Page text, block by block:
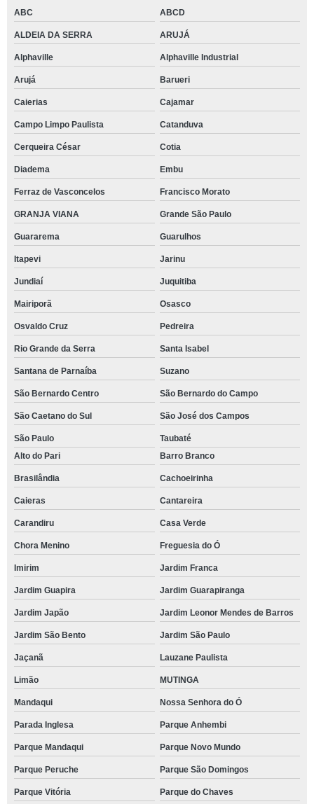
ABC ABCD
ALDEIA DA SERRA ARUJÁ
Alphaville Alphaville Industrial
Arujá Barueri
Caierias Cajamar
Campo Limpo Paulista Catanduva
Cerqueira César Cotia
Diadema Embu
Ferraz de Vasconcelos Francisco Morato
GRANJA VIANA Grande São Paulo
Guararema Guarulhos
Itapevi Jarinu
Jundiaí Juquitiba
Mairiporã Osasco
Osvaldo Cruz Pedreira
Rio Grande da Serra Santa Isabel
Santana de Parnaíba Suzano
São Bernardo Centro São Bernardo do Campo
São Caetano do Sul São José dos Campos
São Paulo
Taubaté
Alto do Pari
Barro Branco
Brasilândia Cachoeirinha
Caieras Cantareira
Carandiru Casa Verde
Chora Menino Freguesia do Ó
Imirim Jardim Franca
Jardim Guapira Jardim Guarapiranga
Jardim Japão Jardim Leonor Mendes de Barros
Jardim São Bento Jardim São Paulo
Jaçanã Lauzane Paulista
Limão MUTINGA
Mandaqui Nossa Senhora do Ó
Parada Inglesa Parque Anhembi
Parque Mandaqui Parque Novo Mundo
Parque Peruche Parque São Domingos
Parque Vitória Parque do Chaves